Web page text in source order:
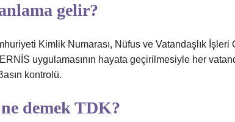
gelir?
Kimlik Numarası, Nüfus ve Vatandaşlık İşleri
uygulamasının hayata geçirilmesiyle her
kontrolü.
demek TDK?